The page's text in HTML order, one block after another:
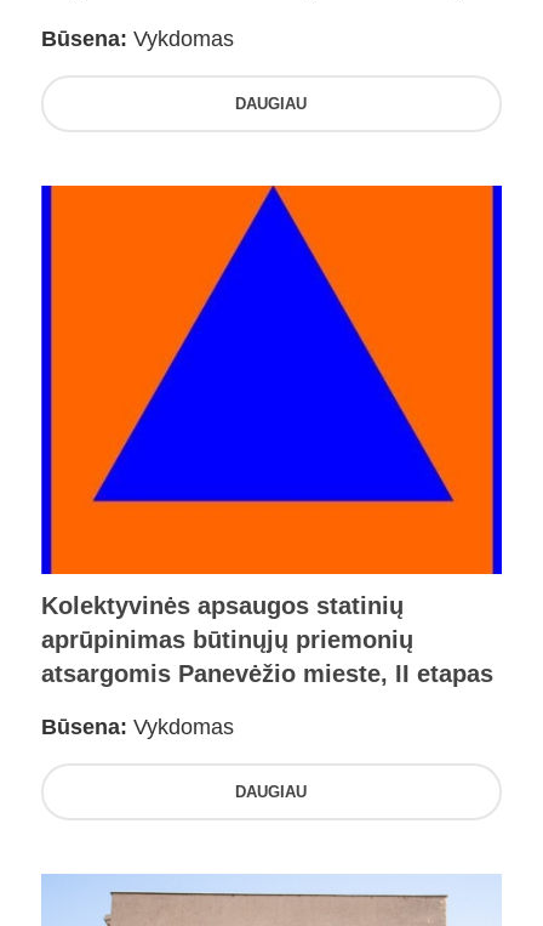
Būsena: Vykdomas
DAUGIAU
Kolektyvinės apsaugos statinių
aprūpinimas būtinųjų priemonių
atsargomis Panevėžio mieste, II etapas
Būsena: Vykdomas
DAUGIAU